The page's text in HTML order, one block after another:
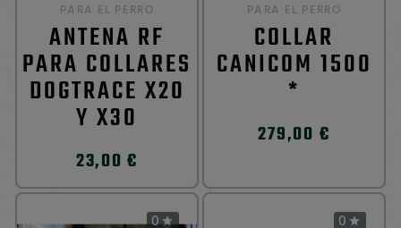
PARA EL PERRO
ANTENA RF
PARA COLLARES
DOGTRACE X20
Y X30
23,00 €
PARA EL PERRO
COLLAR
CANICOM 1500
*
279,00 €
0 0 